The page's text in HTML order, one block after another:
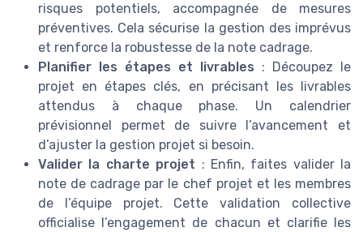
risques potentiels, accompagnée de mesures
préventives. Cela sécurise la gestion des imprévus
et renforce la robustesse de la note cadrage.
Planifier les étapes et livrables : Découpez le
projet en étapes clés, en précisant les livrables
attendus à chaque phase. Un calendrier
prévisionnel permet de suivre l’avancement et
d’ajuster la gestion projet si besoin.
Valider la charte projet : Enfin, faites valider la
note de cadrage par le chef projet et les membres
de l’équipe projet. Cette validation collective
officialise l’engagement de chacun et clarifie les